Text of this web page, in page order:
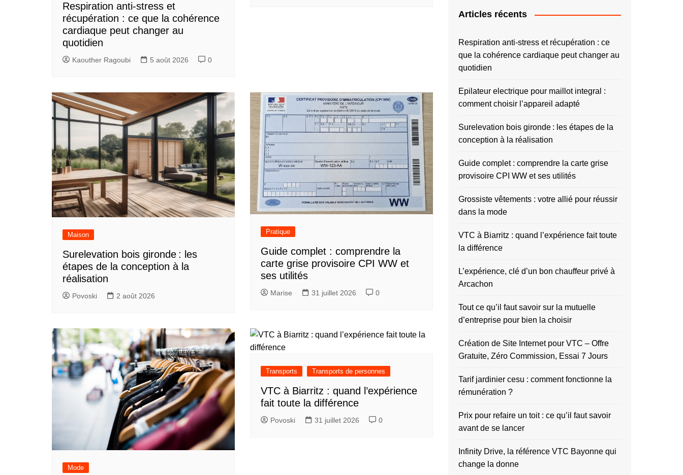
Respiration anti-stress et
récupération : ce que la cohérence
cardiaque peut changer au
quotidien
Kaouther Ragoubi 5 août 2026 0
Maison
Surelevation bois gironde : les
étapes de la conception à la
réalisation
Povoski 2 août 2026
Pratique
Guide complet : comprendre la
carte grise provisoire CPI WW et
ses utilités
Marise 31 juillet 2026 0
Mode
Transports Transports de personnes
VTC à Biarritz : quand l’expérience
fait toute la différence
Povoski 31 juillet 2026 0
Articles récents
Respiration anti-stress et récupération : ce
que la cohérence cardiaque peut changer au
quotidien
Epilateur electrique pour maillot integral :
comment choisir l’appareil adapté
Surelevation bois gironde : les étapes de la
conception à la réalisation
Guide complet : comprendre la carte grise
provisoire CPI WW et ses utilités
Grossiste vêtements : votre allié pour réussir
dans la mode
VTC à Biarritz : quand l’expérience fait toute
la différence
L’expérience, clé d’un bon chauffeur privé à
Arcachon
Tout ce qu’il faut savoir sur la mutuelle
d’entreprise pour bien la choisir
Création de Site Internet pour VTC – Offre
Gratuite, Zéro Commission, Essai 7 Jours
Tarif jardinier cesu : comment fonctionne la
rémunération ?
Prix pour refaire un toit : ce qu’il faut savoir
avant de se lancer
Infinity Drive, la référence VTC Bayonne qui
change la donne